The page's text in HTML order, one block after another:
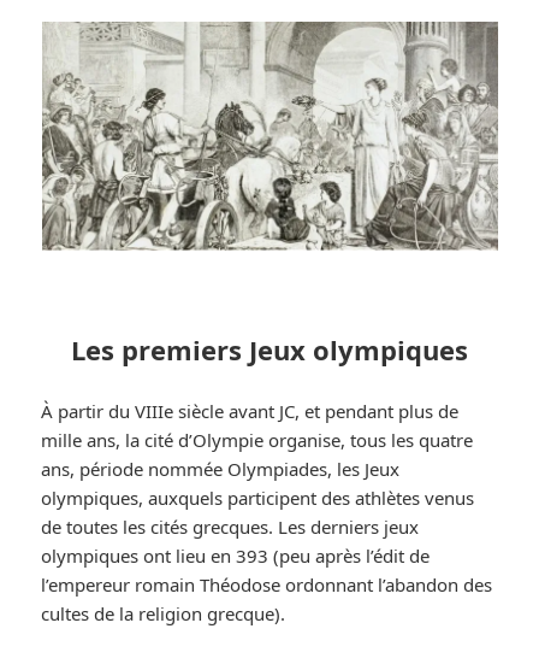
Les premiers Jeux olympiques
À partir du VIIIe siècle avant JC, et pendant plus de
mille ans, la cité d’Olympie organise, tous les quatre
ans, période nommée Olympiades, les Jeux
olympiques, auxquels participent des athlètes venus
de toutes les cités grecques. Les derniers jeux
olympiques ont lieu en 393 (peu après l’édit de
l’empereur romain Théodose ordonnant l’abandon des
cultes de la religion grecque).